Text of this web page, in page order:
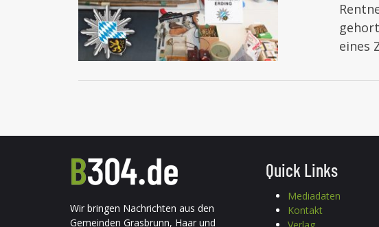
eines
Wir bringen Nachrichten aus den
Gemeinden Grasbrunn, Haar und
Quick Links
Mediadaten
Kontakt